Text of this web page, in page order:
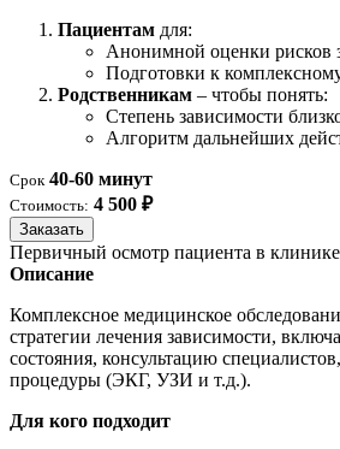
Пациентам для:
Анонимной оценки рисков
Подготовки к
Родственникам – чтобы понять:
Степень зависимости
Алгоритм дальнейших
Срок 40-60 минут
Стоимость: 4 500 ₽
Заказать
Первичный осмотр пациента в клинике
Описание
Комплексное медицинское
стратегии лечения зависимости,
состояния, консультацию
процедуры (ЭКГ, УЗИ и т.д.).
Для кого подходит